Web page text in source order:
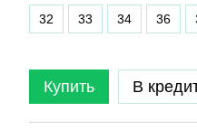
32 33 34 36
Купить В